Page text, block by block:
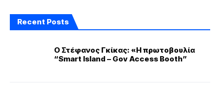
Recent Posts
Ο Στέφανος Γκίκας: «Η πρωτοβουλία
“Smart Island – Gov Access Booth”